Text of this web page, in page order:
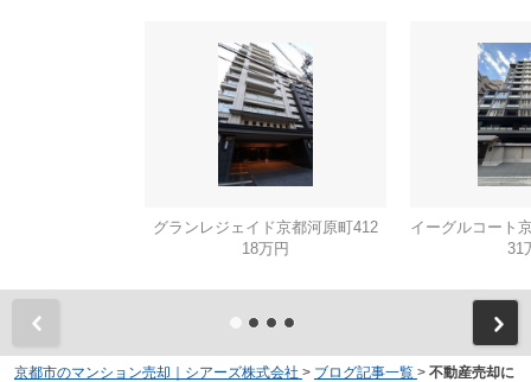
グランレジェイド京都河原町412
18万円
31
京都市のマンション売却｜シアーズ株式会社 > ブログ記事一覧 > 不動産売却に